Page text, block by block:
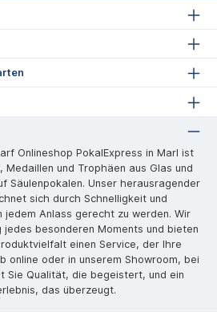
Onlineshop PokalExpress in Marl ist
und Trophäen aus Glas und
Säulenpokalen. Unser herausragender
sich durch Schnelligkeit und
jedem Anlass gerecht zu werden. Wir
besonderen Moments und bieten
einen Service, der Ihre
online oder in unserem Showroom, bei
Sie Qualität, die begeistert, und ein
das überzeugt.